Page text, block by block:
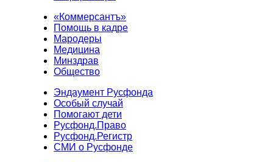
«Коммерсантъ»
Помощь в кадре
Мародеры
Медицина
Минздрав
Общество
Эндаумент Русфонда
Особый случай
Помогают дети
Русфонд.Право
Русфонд.Регистр
СМИ о Русфонде